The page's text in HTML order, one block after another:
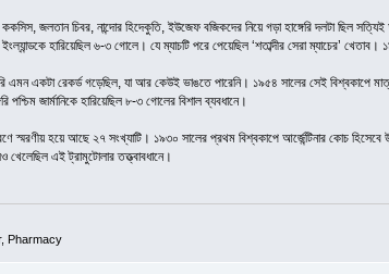
জলতান চিবর, নান্দোর হিদেকুতি, ইউজেফ বজিকদের নিয়ে গড়া হাঙ্গেরি দলটা ছিল
ইংল্যান্ডকে হারিয়েছিল ৬-৩ গোলে। যে ম্যাচটি পরে পেয়েছিল ‘শতাব্দীর সেরা ম্যাচের’
এমন একটা রেকর্ড গড়েছিল, যা আর কেউই ভাঙতে পারেনি। ১৯৫৪ সালের সেই বিশ্বকাপে
পশ্চিম জার্মানিকে হারিয়েছিল ৮-৩ গোলের বিশাল ব্যবধানে।
স্মরণীয় হয়ে আছে ২৭ সংখ্যাটি। ১৯৩০ সালের প্রথম বিশ্বকাপে আর্জেন্টিনার কোচ
খেলেছিল এই ট্রামুটোলার তত্ত্বাবধানে।
Pharmacy